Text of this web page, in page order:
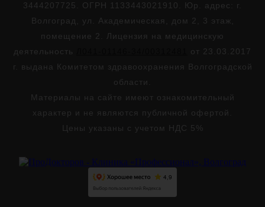
3444207725. ОГРН 1133443021910. Юр. адрес: г.
Волгоград, ул. Академическая, дом 2, 3 этаж,
помещение 2. Лицензия на медицинскую
деятельность
от 23.03.2017
г. выдана Комитетом здравоохранения Волгоградской
области.
Материалы на сайте имеют ознакомительный
характер и не являются публичной офертой.
Цены указаны с учетом НДС 5%